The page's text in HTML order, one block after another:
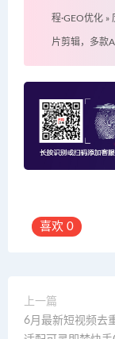
程·GEO优化 »
片剪辑，多款
喜欢 0
上一篇
6月最新短视频去